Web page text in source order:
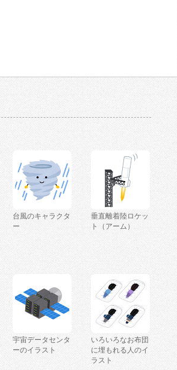
台風のキャラクタ
ー
垂直離着陸ロケッ
ト（アーム）
宇宙データセンタ
ーのイラスト
いろいろなお布団
に埋もれる人のイ
ラスト